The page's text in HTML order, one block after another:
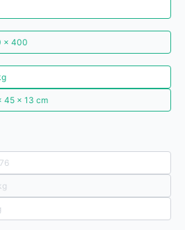
x 400
45 × 13 cm